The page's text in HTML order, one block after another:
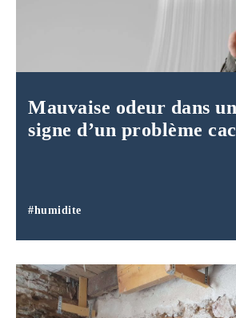
Mauvaise odeur dans
signe d’un problème
#humidite